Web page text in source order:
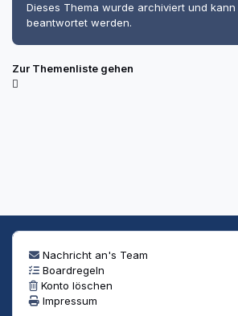
Dieses Thema wurde archiviert und
beantwortet werden.
Zur Themenliste gehen
Nachricht an's Team
Boardregeln
Konto löschen
Impressum